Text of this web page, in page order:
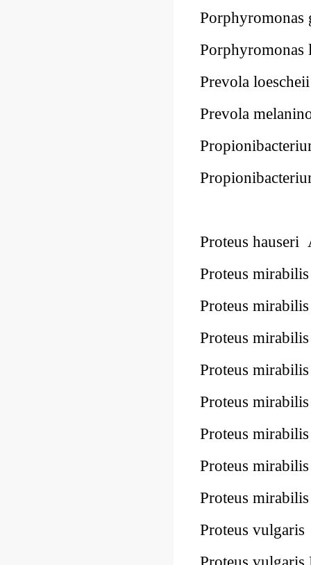
Prevola
Prevola
Proteus
Proteus
Proteus
Proteus
Proteus
Proteus
Proteus
Proteus
Proteus
Proteus